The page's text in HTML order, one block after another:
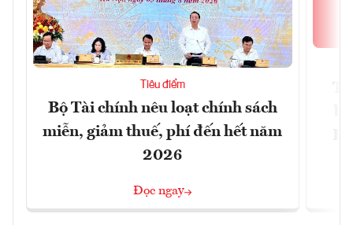
Tiêu điểm
Bộ Tài chính nêu loạt chính sách
miễn, giảm thuế, phí đến hết năm
2026
Đọc ngay